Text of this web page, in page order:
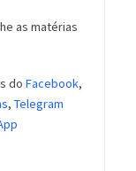
as matérias
do Facebook,
, Telegram